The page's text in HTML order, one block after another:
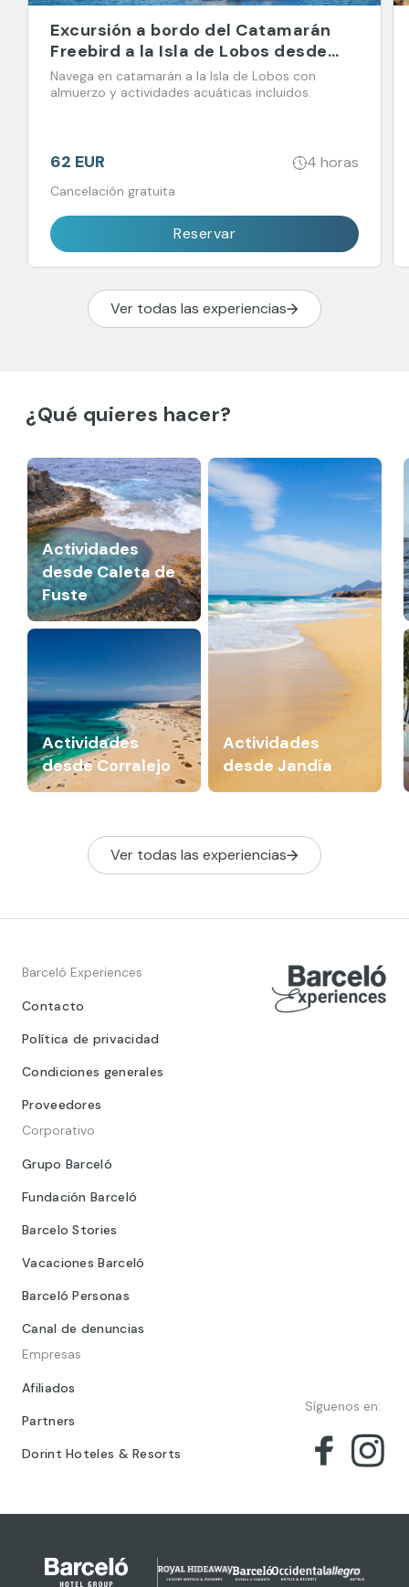
Excursión a bordo del Catamarán
Freebird a la Isla de Lobos desde
Corralejo
Navega en catamarán a la Isla de Lobos con
almuerzo y actividades acuáticas incluidos.
62 EUR 4 horas
Cancelación gratuita
Reservar
Ver todas las experiencias
¿Qué quieres hacer?
Actividades
desde Caleta de
Fuste
Actividades
desde Jandía
Actividades
desde Corralejo
Ver todas las experiencias
Barceló Experiences
Contacto
Política de privacidad
Condiciones generales
Proveedores
Corporativo
Grupo Barceló
Fundación Barceló
Barcelo Stories
Vacaciones Barceló
Barceló Personas
Canal de denuncias
Empresas
Afiliados
Partners
Dorint Hoteles & Resorts
Síguenos en: